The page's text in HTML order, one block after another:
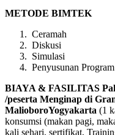
METODE BIMTEK
Ceramah
Diskusi
Simulasi
Penyusunan Program
BIAYA & FASILITAS
/peserta Menginap di
MalioboroYogyakarta (1
konsumsi (makan pagi,
kali sehari, sertifikat,